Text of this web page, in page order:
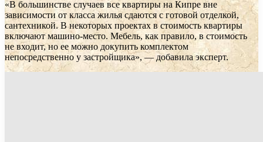
«В большинстве случаев все квартиры на Кипре вне
зависимости от класса жилья сдаются с готовой отделкой,
сантехникой. В некоторых проектах в стоимость квартиры
включают машино-место. Мебель, как правило, в стоимость
не входит, но ее можно докупить комплектом
непосредственно у застройщика», — добавила эксперт.